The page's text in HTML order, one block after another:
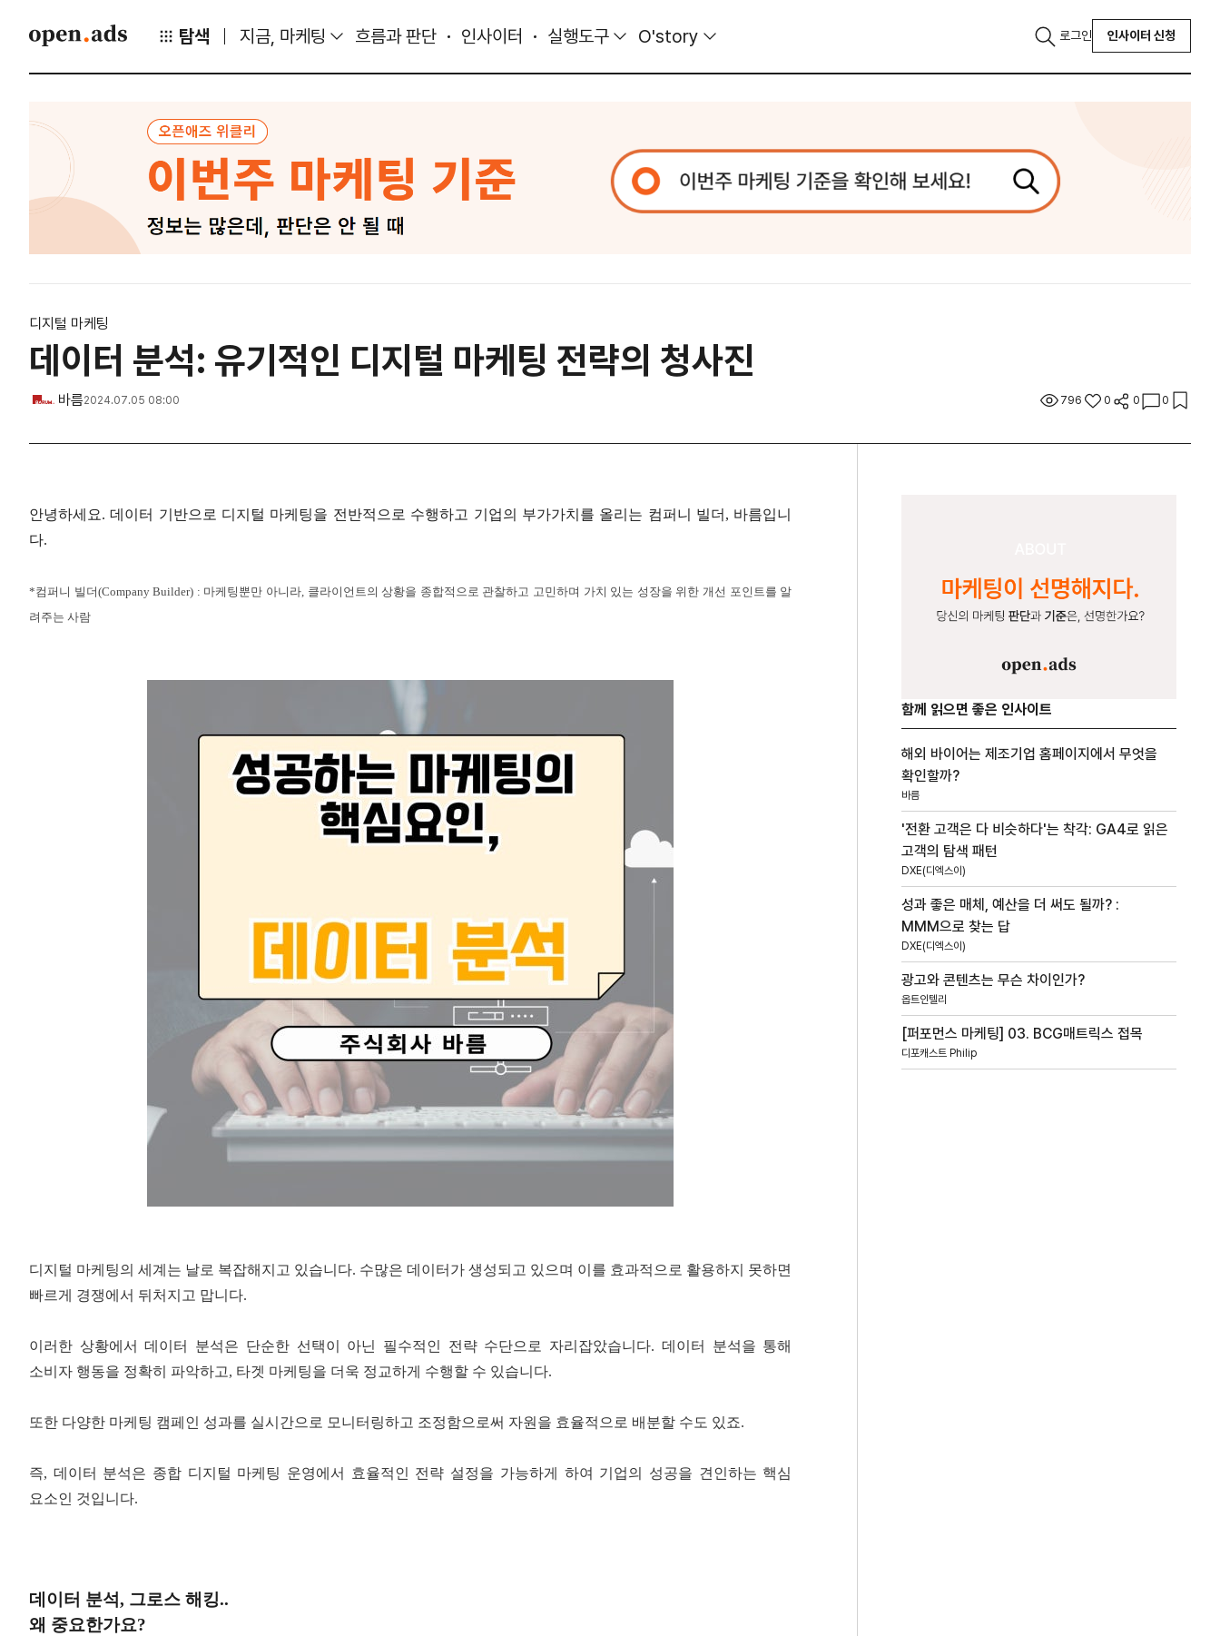
탐색 지금, 마케팅 흐름과 판단 인사이터 실행도구 O'story 로그인 인사이터 신청
디지털 마케팅
데이터 분석: 유기적인 디지털 마케팅 전략의 청사진
바름2024.07.05 08:00 796 0 0 0
안녕하세요.데이터 기반으로 디지털 마케팅을 전반적으로 수행하고 기업의 부가가치를 올리는 컴퍼니 빌더 , 바름입니
다.
*컴퍼니 빌더(Company Builder) : 마케팅뿐만 아니라, 클라이언트의 상황을 종합적으로 관찰하고 고민하며 가치 있는 성장을 위한 개선 포인트를 알
려주는 사람
디지털 마케팅의 세계는 날로 복잡해지고 있습니다. 수많은 데이터가 생성되고 있으며 이를 효과적으로 활용하지 못하면
빠르게 경쟁에서 뒤처지고 맙니다.
이러한 상황에서 데이터 분석은 단순한 선택이 아닌 필수적인 전략 수단으로 자리잡았습니다. 데이터 분석을 통해
소비자 행동을 정확히 파악하고, 타겟 마케팅을 더욱 정교하게 수행할 수 있습니다.
또한 다양한 마케팅 캠페인 성과를 실시간으로 모니터링하고 조정함으로써 자원을 효율적으로 배분할 수도 있죠.
즉, 데이터 분석은 종합 디지털 마케팅 운영에서 효율적인 전략 설정을 가능하게 하여 기업의 성공을 견인하는 핵심
요소인 것입니다.
데이터 분석, 그로스 해킹..
왜 중요한가요?
함께 읽으면 좋은 인사이트
해외 바이어는 제조기업 홈페이지에서 무엇을
확인할까?
바름
'전환 고객은 다 비슷하다'는 착각: GA4로 읽은
고객의 탐색 패턴
DXE(디엑스이)
성과 좋은 매체, 예산을 더 써도 될까? :
MMM으로 찾는 답
DXE(디엑스이)
광고와 콘텐츠는 무슨 차이인가?
옵트인텔리
[퍼포먼스 마케팅] 03. BCG매트릭스 접목
디포캐스트 Philip